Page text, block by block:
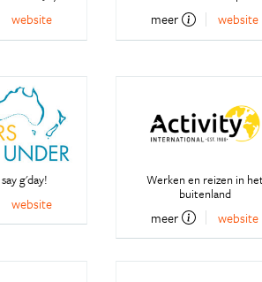
website meer website
g'day!
website
Werken en reizen in
buitenland
meer website